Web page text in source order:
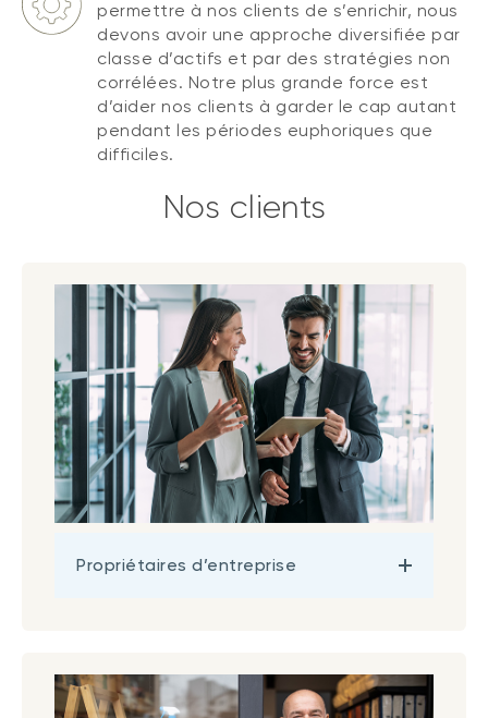
permettre à nos clients de s’enrichir, nous
devons avoir une approche diversifiée par
classe d’actifs et par des stratégies non
corrélées. Notre plus grande force est
d’aider nos clients à garder le cap autant
pendant les périodes euphoriques que
difficiles.
Nos clients
Propriétaires d’entreprise